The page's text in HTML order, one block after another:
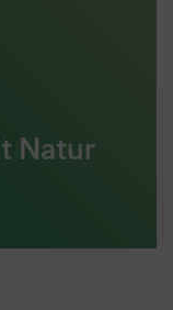
Natur